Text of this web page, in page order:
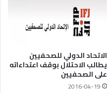
الاتحاد الدولي للصحفيين
يطالب الاحتلال بوقف اعتداءاته
على الصحفيين
2016-04-19